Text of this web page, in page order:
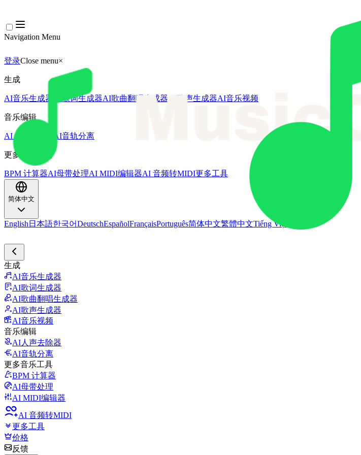
Navigation Menu
登录Close menu×
生成
AI音乐生成器 AI歌词生成器AI歌曲翻唱生成器 AI歌声生成器AI音乐视频
音乐编辑
AI人声去除器 AI音轨分离
更多音乐工具
BPM 计算器AI母带处理AI MIDI编辑器AI 音频转MIDI更多工具
简体中文
English 日本語한국어DeutschEspañolFrançaisPortuguês简体中文繁體中文Tiếng Việt
生成
AI音乐生成器
AI歌词生成器
AI歌曲翻唱生成器
AI歌声生成器
AI音乐视频
音乐编辑
AI人声去除器
AI音轨分离
更多音乐工具
BPM 计算器
AI母带处理
AI MIDI编辑器
AI 音频转MIDI
更多工具
价格
反馈